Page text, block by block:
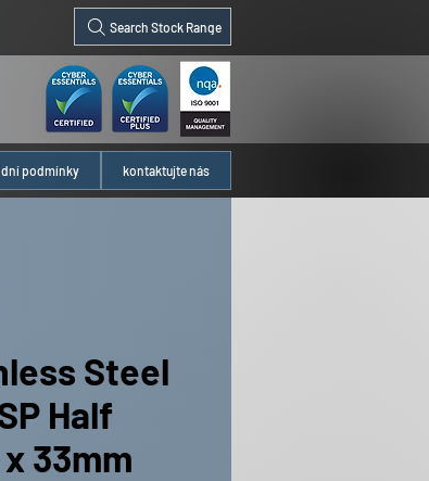
Search Stock Range
podmínky kontaktujte nás
Steel
Half
33mm